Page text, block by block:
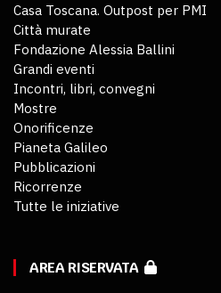
Casa Toscana. Outpost per PMI
Città murate
Fondazione Alessia Ballini
Grandi eventi
Incontri, libri, convegni
Mostre
Onorificenze
Pianeta Galileo
Pubblicazioni
Ricorrenze
Tutte le iniziative
AREA RISERVATA